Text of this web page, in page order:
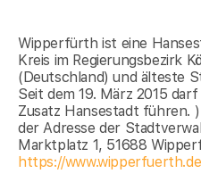
Wipperfürth ist eine
Kreis im Regierungsbezirk
(Deutschland) und älteste
Seit dem 19. März 2015
Zusatz Hansestadt führen.
der Adresse der
Marktplatz 1, 51688
https://